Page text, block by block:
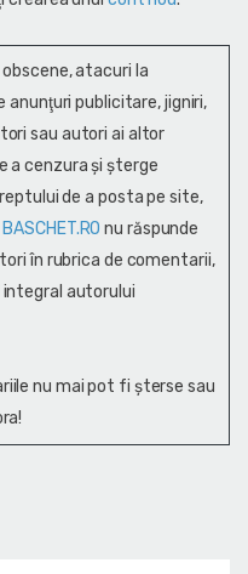
atacuri la
anunţuri publicitare, jigniri,
sau autori ai altor
a cenzura și şterge
de a posta pe site,
BASCHET.RO nu răspunde
în rubrica de comentarii,
autorului
nu mai pot fi șterse sau